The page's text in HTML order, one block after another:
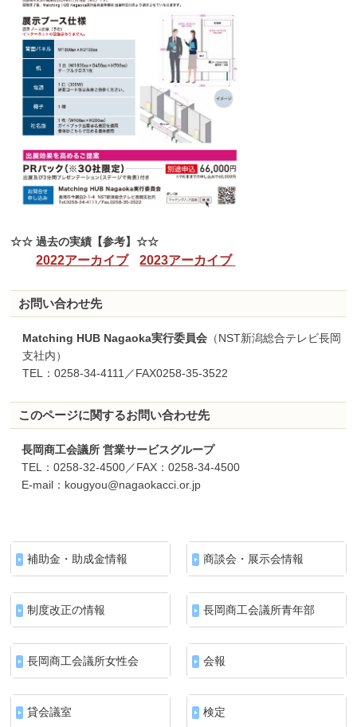
☆☆ 過去の実績【参考】☆☆
2022アーカイブ 2023アーカイブ
お問い合わせ先
Matching HUB Nagaoka実行委員会 （NST新潟総合テレビ長岡
支社内）
TEL：0258-34-4111／FAX0258-35-3522
このページに関するお問い合わせ先
長岡商工会議所 営業サービスグループ
TEL：0258-32-4500／FAX：0258-34-4500
E-mail：kougyou@nagaokacci.or.jp
補助金・助成金情報 商談会・展示会情報
制度改正の情報 長岡商工会議所青年部
長岡商工会議所女性会 会報
貸会議室 検定